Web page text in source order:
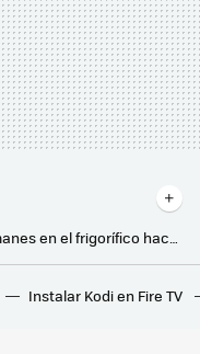
El nuevo frigorífico inteligente de Samsung promete gastar menos luz gracias a la IA y tener más capacidad de almacenamiento
Muere Susan Wojcicki, antigua CEO de YouTube durante casi una década. Larry Page y Sergey Brin fundaron Google en su garaje
Instalar Kodi en Fire TV